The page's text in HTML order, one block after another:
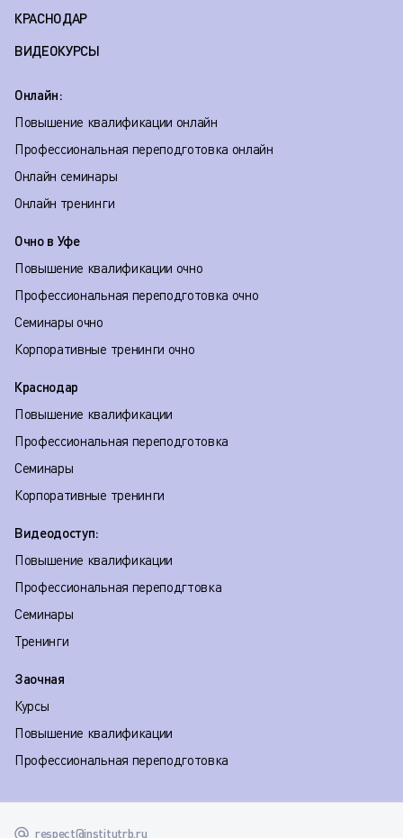
КРАСНОДАР
ВИДЕОКУРСЫ
Онлайн:
Повышение квалификации онлайн
Профессиональная переподготовка онлайн
Онлайн семинары
Онлайн тренинги
Очно в Уфе
Повышение квалификации очно
Профессиональная переподготовка очно
Семинары очно
Корпоративные тренинги очно
Краснодар
Повышение квалификации
Профессиональная переподготовка
Семинары
Корпоративные тренинги
Видеодоступ:
Повышение квалификации
Профессиональная переподгтовка
Семинары
Тренинги
Заочная
Курсы
Повышение квалификации
Профессиональная переподготовка
respect@institutrb.ru